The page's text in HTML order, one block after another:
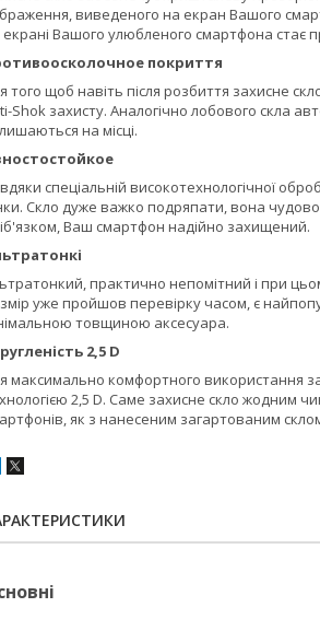
виведеного на екран Вашого
Вашого улюбленого смартфона стає
покриття
того щоб навіть після розбиття захисне
Shok захисту. Аналогічно лобового скла
на місці.
спеціальній високотехнологічної
Скло дуже важко подряпати, вона
Ваш смартфон надійно захищений.
практично непомітний і при
уже пройшов перевірку часом, є
товщиною аксесуара.
2,5 D
максимально комфортного використання
2,5 D. Саме захисне скло жодним
як з нанесеним загартованим